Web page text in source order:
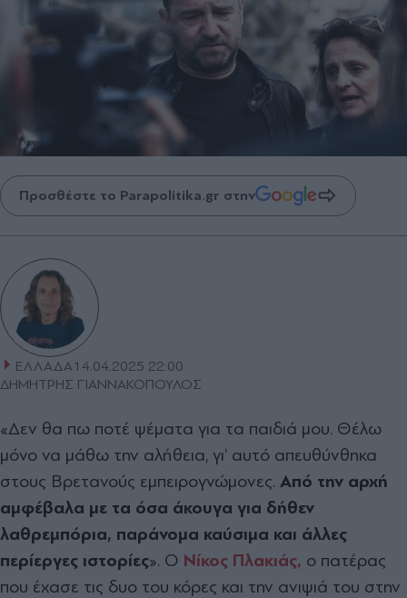
Προσθέστε το Parapolitika.gr στην
ΕΛΛΑΔΑ14.04.2025 22:00
ΔΗΜΗΤΡΗΣ ΓΙΑΝΝΑΚΟΠΟΥΛΟΣ
«∆εν θα πω ποτέ ψέµατα για τα παιδιά µου. Θέλω
µόνο να µάθω την αλήθεια, γι’ αυτό απευθύνθηκα
στους Βρετανούς εµπειρογνώµονες. Από την αρχή
αµφέβαλα µε τα όσα άκουγα για δήθεν
λαθρεµπόρια, παράνοµα καύσιµα και άλλες
περίεργες ιστορίες». Ο Νίκος Πλακιάς, ο πατέρας
που έχασε τις δυο του κόρες και την ανιψιά του στην